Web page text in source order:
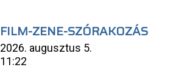
FILM-ZENE-SZÓRAKOZÁS
2026. augusztus 5.
11:22